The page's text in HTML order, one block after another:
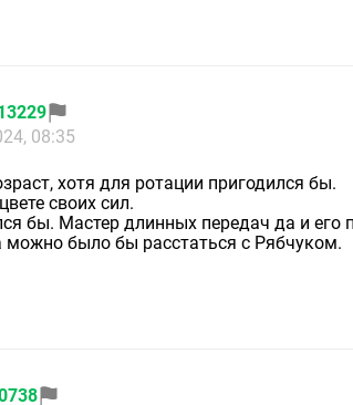
08:35
хотя для ротации пригодился бы.
своих сил.
бы. Мастер длинных передач да и его
можно было бы расстаться с Рябчуком.